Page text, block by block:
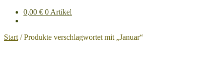
0,00 € 0 Artikel
Start /Produkte verschlagwortet mit „Januar“